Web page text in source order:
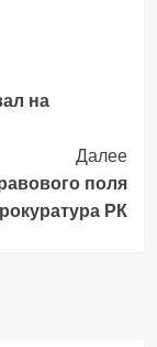
на
Далее
поля
РК